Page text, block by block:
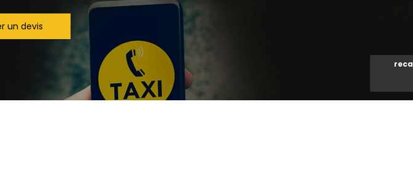
un devis